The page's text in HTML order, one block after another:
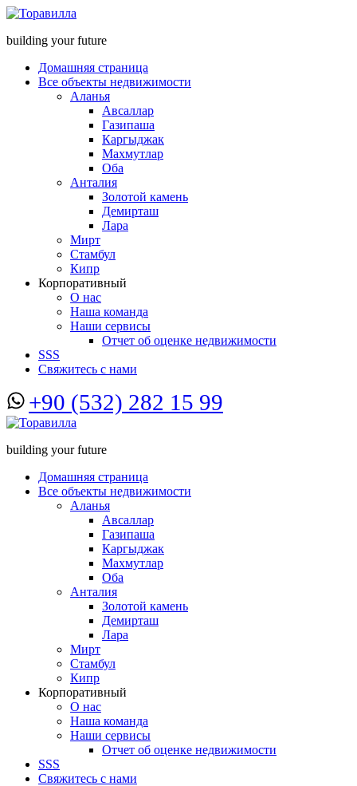
building your future
Домашняя страница
Все объекты недвижимости
Аланья
Авсаллар
Газипаша
Каргыджак
Махмутлар
Оба
Анталия
Золотой камень
Демирташ
Лара
Мирт
Стамбул
Кипр
Корпоративный
О нас
Наша команда
Наши сервисы
Отчет об оценке недвижимости
SSS
Свяжитесь с нами
+90 (532) 282 15 99
building your future
Домашняя страница
Все объекты недвижимости
Аланья
Авсаллар
Газипаша
Каргыджак
Махмутлар
Оба
Анталия
Золотой камень
Демирташ
Лара
Мирт
Стамбул
Кипр
Корпоративный
О нас
Наша команда
Наши сервисы
Отчет об оценке недвижимости
SSS
Свяжитесь с нами